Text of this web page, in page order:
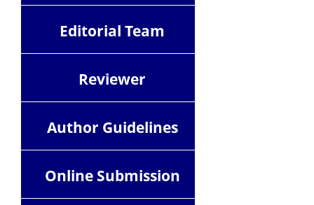
Editorial Team
Reviewer
Author Guidelines
Online Submission